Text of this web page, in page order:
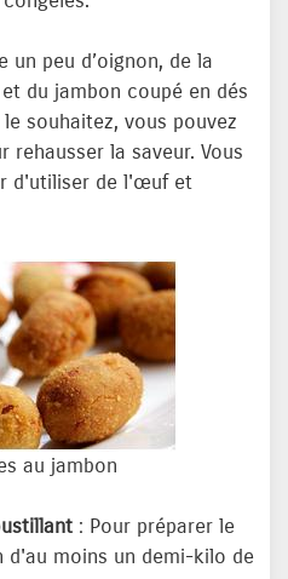
un peu d’oignon, de la
du jambon coupé en dés
souhaitez, vous pouvez
rehausser la saveur. Vous
d'utiliser de l'œuf et
au jambon
: Pour préparer le
d'au moins un demi-kilo de